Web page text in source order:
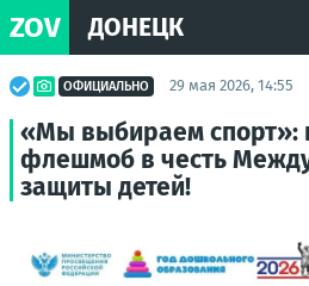
ZOV ДОНЕЦК
ОФИЦИАЛЬНО 29 мая 2026, 14:55
«Мы выбираем спорт»:
флешмоб в честь
защиты детей!